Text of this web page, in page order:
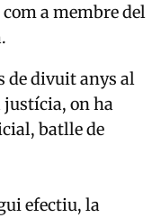
com a membre del
de divuit anys al
justícia, on ha
batlle de
efectiu, la